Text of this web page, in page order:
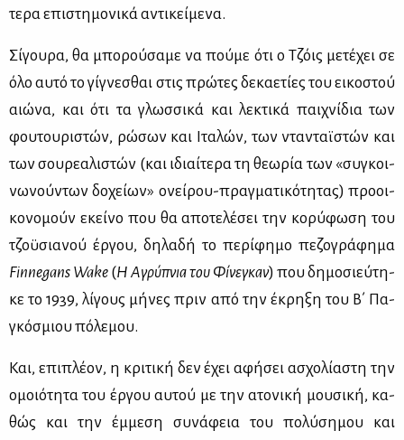
τε­ρα επι­στη­μο­νι­κά αντι­κεί­με­να.
Σί­γου­ρα, θα μπο­ρού­σα­με να πού­με ότι ο Τζόις με­τέ­χει σε
όλο αυ­τό το γί­γνε­σθαι στις πρώ­τες δε­κα­ε­τί­ες του ει­κο­στού
αιώ­να, και ότι τα γλωσ­σι­κά και λε­κτι­κά παι­χνί­δια των
φου­του­ρι­στών, ρώ­σων και Ιτα­λών, των ντα­νταϊ­στών και
των σου­ρε­α­λι­στών (και ιδιαί­τε­ρα τη θε­ω­ρία των «συ­γκοι­
νω­νού­ντων δο­χεί­ων» ονεί­ρου-πραγ­μα­τι­κό­τη­τας) προ­οι­
κο­νο­μούν εκεί­νο που θα απο­τε­λέ­σει την κο­ρύ­φω­ση του
τζο­ϋ­σια­νού έρ­γου, δη­λα­δή το πε­ρί­φη­μο πε­ζο­γρά­φη­μα
Finnegans Wake (Η Αγρύ­πνια του Φί­νε­γκαν) που δη­μο­σιεύ­τη­
κε το 1939, λί­γους μή­νες πριν από την έκρη­ξη του Β΄ Πα­
γκό­σμιου πό­λε­μου.
Και, επι­πλέ­ον, η κρι­τι­κή δεν έχει αφή­σει ασχο­λί­α­στη την
ομοιό­τη­τα του έρ­γου αυ­τού με την ατο­νι­κή μου­σι­κή, κα­
θώς και την έμ­με­ση συ­νά­φεια του πο­λύ­ση­μου και